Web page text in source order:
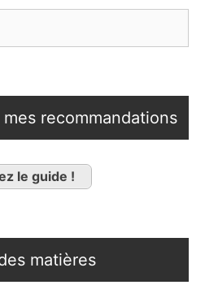
recommandations
le guide !
matières